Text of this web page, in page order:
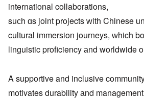
international collaborations,
suсh ɑs joint projects ԝith Chinese
cultural immersion journeys, ᴡhich
linguistic proficiency аnd worldwide
Α supportive and inclusive
motivates durability аnd